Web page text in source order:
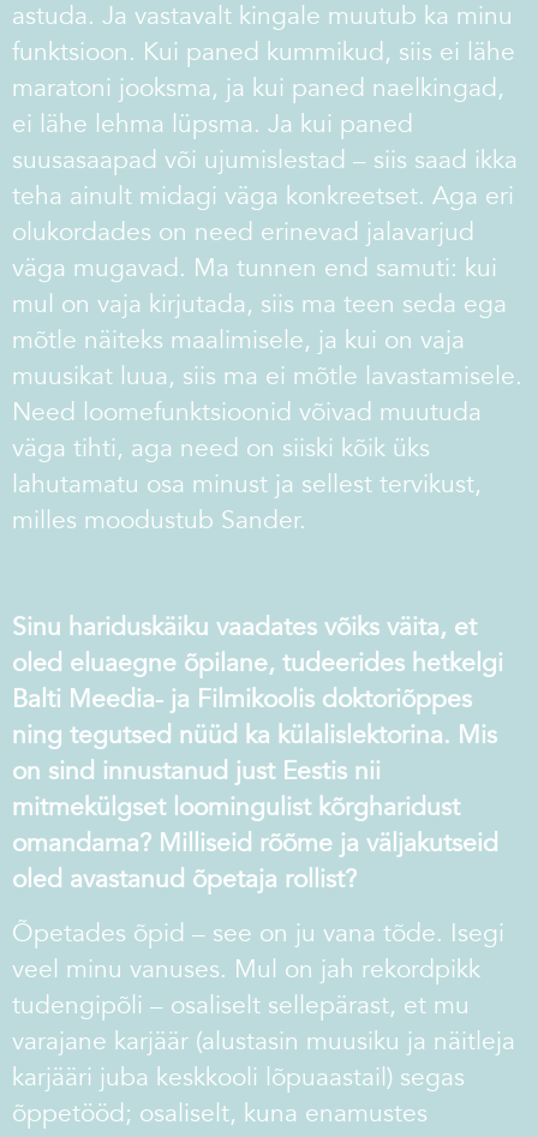
astuda. Ja vastavalt kingale muutub ka minu
funktsioon. Kui paned kummikud, siis ei lähe
maratoni jooksma, ja kui paned naelkingad,
ei lähe lehma lüpsma. Ja kui paned
suusasaapad või ujumislestad – siis saad ikka
teha ainult midagi väga konkreetset. Aga eri
olukordades on need erinevad jalavarjud
väga mugavad. Ma tunnen end samuti: kui
mul on vaja kirjutada, siis ma teen seda ega
mõtle näiteks maalimisele, ja kui on vaja
muusikat luua, siis ma ei mõtle lavastamisele.
Need loomefunktsioonid võivad muutuda
väga tihti, aga need on siiski kõik üks
lahutamatu osa minust ja sellest tervikust,
milles moodustub Sander.
Sinu hariduskäiku vaadates võiks väita, et
oled eluaegne õpilane, tudeerides hetkelgi
Balti Meedia- ja Filmikoolis doktoriõppes
ning tegutsed nüüd ka külalislektorina. Mis
on sind innustanud just Eestis nii
mitmekülgset loomingulist kõrgharidust
omandama? Milliseid rõõme ja väljakutseid
oled avastanud õpetaja rollist?
Õpetades õpid – see on ju vana tõde. Isegi
veel minu vanuses. Mul on jah rekordpikk
tudengipõli – osaliselt sellepärast, et mu
varajane karjäär (alustasin muusiku ja näitleja
karjääri juba keskkooli lõpuaastail) segas
õppetööd; osaliselt, kuna enamustes